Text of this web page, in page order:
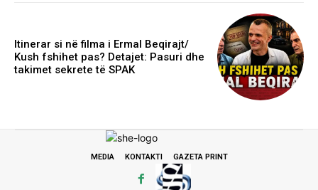
Itinerar si në filma i Ermal Beqirajt/
Kush fshihet pas? Detajet: Pasuri dhe
takimet sekrete të SPAK
MEDIA KONTAKTI GAZETA PRINT